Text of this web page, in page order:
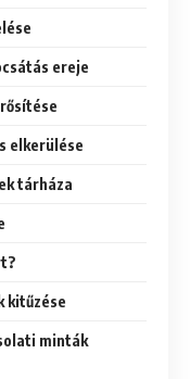
ereje
elkerülése
tárháza
kitűzése
minták